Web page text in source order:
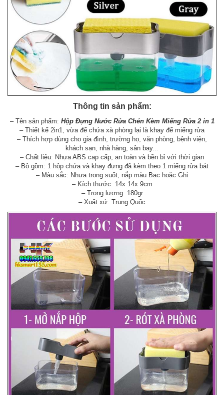
Thông tin sản phẩm:
– Tên sản phẩm: Hộp Đựng Nước Rửa Chén Kèm Miếng Rửa 2 in 1
– Thiết kế 2in1, vừa để chứa xà phòng lại là khay để miếng rửa
– Thích hợp dùng cho gia đình, trường họ, văn phòng, bệnh viện,
khách sạn, nhà hàng, sân bay...
– Chất liệu: Nhựa ABS cap cấp, an toàn và bền bỉ với thời gian
– Bộ gồm: 1 hộp chứa và khay đựng đã kèm theo 1 miếng rửa bát
– Màu sắc: Nhựa trong suốt, nắp màu Bạc hoặc Ghi
– Kích thước: 14x 14x 9cm
– Trọng lượng: 180gr
– Xuất xứ: Trung Quốc